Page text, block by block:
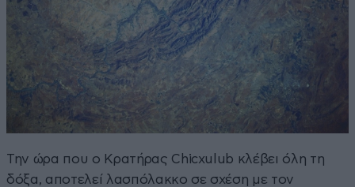
Την ώρα που ο Κρατήρας Chicxulub κλέβει όλη τη
δόξα, αποτελεί λασπόλακκο σε σχέση με τον